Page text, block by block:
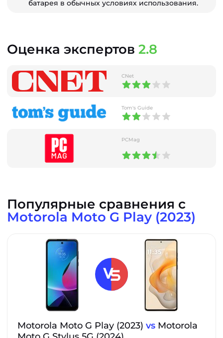
батарея в обычных условиях использования.
Оценка экспертов 2.8
CNet
Tom's Guide
PCMag
Популярные сравнения с
Motorola Moto G Play (2023)
Motorola Moto G Play (2023) vs Motorola